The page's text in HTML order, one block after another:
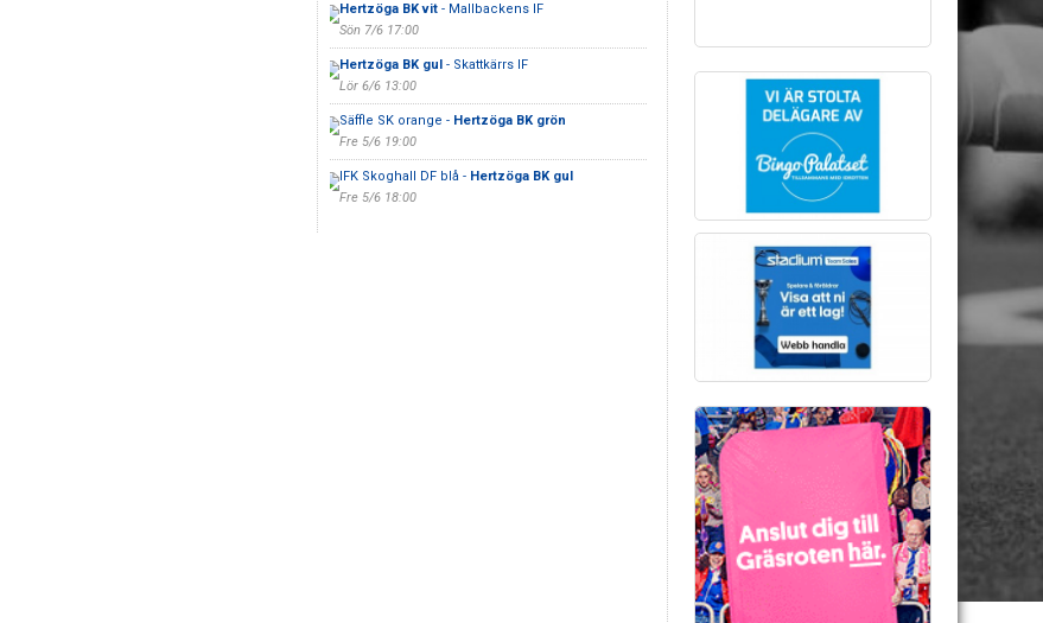
Hertzöga BK vit- Mallbackens IF
Sön 7/6 17:00
Hertzöga BK gul- Skattkärrs IF
Lör 6/6 13:00
Säffle SK orange - Hertzöga BK grön
Fre 5/6 19:00
IFK Skoghall DF blå - Hertzöga BK gul
Fre 5/6 18:00